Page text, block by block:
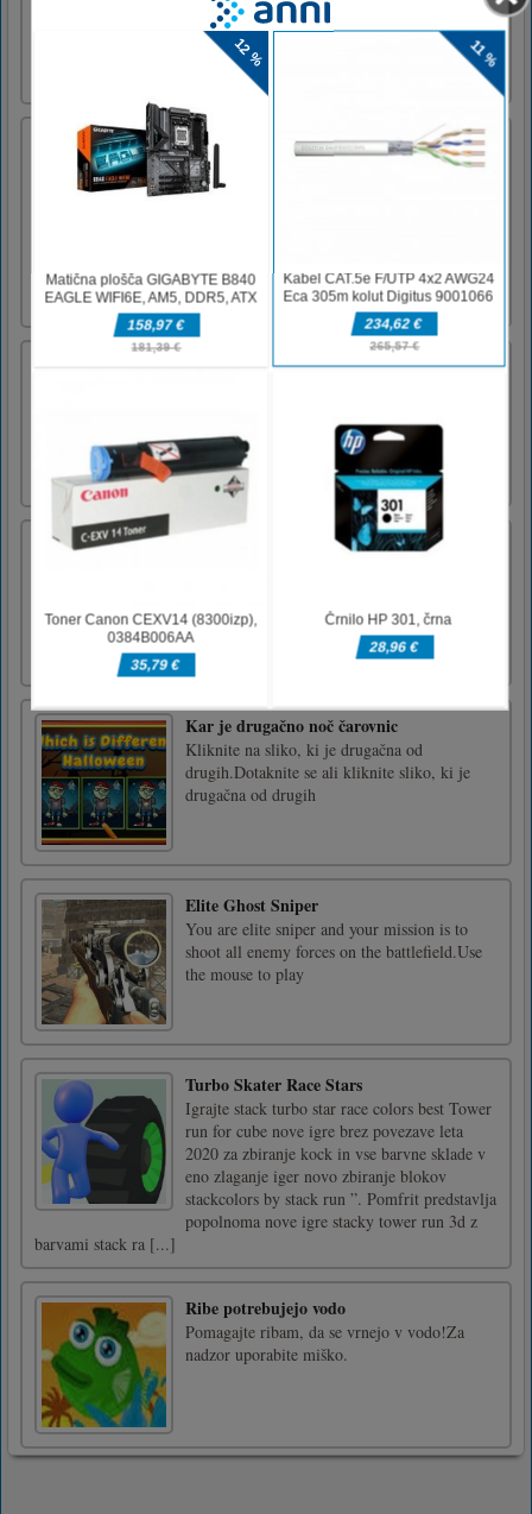
uporabite miško ali tapnite po zaslonu
Jezni boksarji se borijo
Angry Boxers Fight igra je brezplačna spletna
igra in imate 6 slik boksarskih tekem v treh
spustite koščke, da rešite uganko in ustvarite
sliko. [...]
Božične foto razlike 2
katero koli kazalno napravo ali zaslon na
izogibati približevanju vejam! Odkleni nove
like in pridobi medalje. Torej ostrite sekiro, jo
zamahnite tako hitro, kot je dedek!
Kar je drugačno noč čarovnic
Kliknite na sliko, ki je drugačna od
drugih.Dotaknite se ali kliknite sliko, ki je
drugačna od drugih
Elite Ghost Sniper
You are elite sniper and your mission is to
shoot all enemy forces on the battlefield.Use
the mouse to play
Turbo Skater Race Stars
Igrajte stack turbo star race colors best Tower
run for cube nove igre brez povezave leta
2020 za zbiranje kock in vse barvne sklade v
eno zlaganje iger novo zbiranje blokov
stackcolors by stack run ”. Pomfrit predstavlja
popolnoma nove igre stacky tower run 3d z
barvami stack ra [...]
Ribe potrebujejo vodo
Pomagajte ribam, da se vrnejo v vodo!Za
nadzor uporabite miško.